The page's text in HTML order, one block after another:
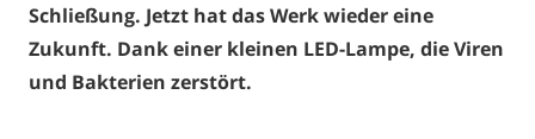
Schließung. Jetzt hat das Werk wieder eine
Zukunft. Dank einer kleinen LED-Lampe, die Viren
und Bakterien zerstört.